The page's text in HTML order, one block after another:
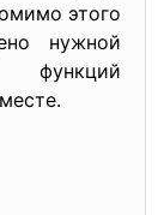
этого
нужной
функций